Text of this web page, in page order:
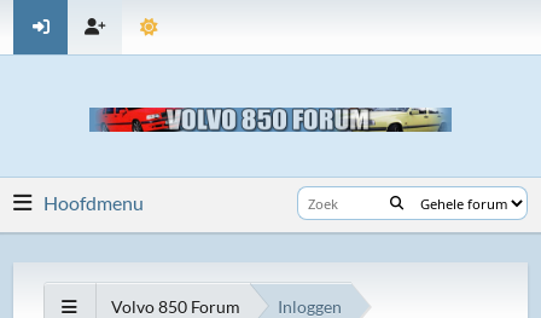
Hoofdmenu
Volvo 850 Forum Inloggen